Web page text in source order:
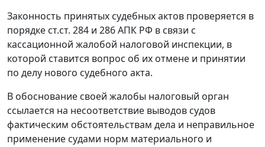
Законность принятых судебных актов проверяется в
порядке ст.ст. 284 и 286АПК РФ в связи с
кассационной жалобой налоговой инспекции, в
которой ставится вопрос об их отмене и принятии
по делу нового судебного акта.
В обоснование своей жалобы налоговый орган
ссылается на несоответствие выводов судов
фактическим обстоятельствам дела и неправильное
применение судами норм материального и